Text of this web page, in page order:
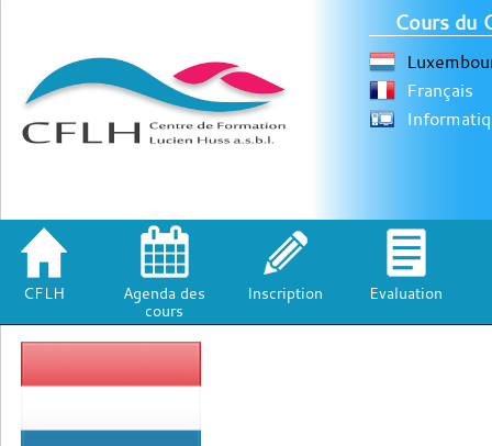
Cours du
Français
CFLH
Agenda des
cours
Inscription Evaluation